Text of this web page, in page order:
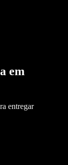
em
entregar